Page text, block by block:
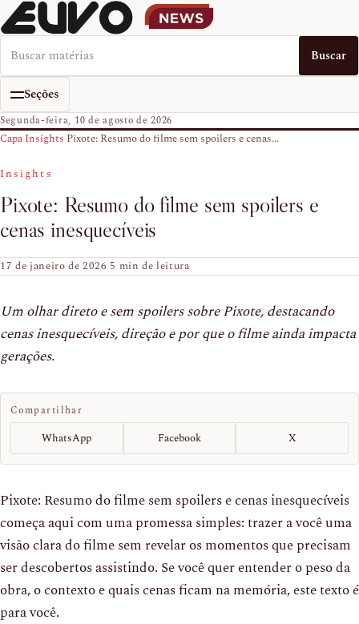
Buscar no EUVO News Buscar
Seções
Segunda-feira, 10 de agosto de 2026
Capa›Insights›Pixote: Resumo do filme sem spoilers e cenas...
Insights
Pixote: Resumo do filme sem spoilers e
cenas inesquecíveis
17 de janeiro de 2026·5 min de leitura
Um olhar direto e sem spoilers sobre Pixote, destacando
cenas inesquecíveis, direção e por que o filme ainda impacta
gerações.
Compartilhar
WhatsApp Facebook X
Pixote: Resumo do filme sem spoilers e cenas inesquecíveis
começa aqui com uma promessa simples: trazer a você uma
visão clara do filme sem revelar os momentos que precisam
ser descobertos assistindo. Se você quer entender o peso da
obra, o contexto e quais cenas ficam na memória, este texto é
para você.